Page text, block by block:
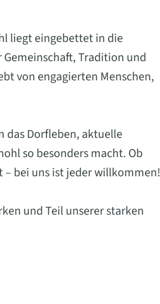
liegt eingebettet in die
Tradition und
von engagierten Menschen,
das Dorfleben, aktuelle
so besonders macht. Ob
– bei uns ist jeder willkommen!
und Teil unserer starken